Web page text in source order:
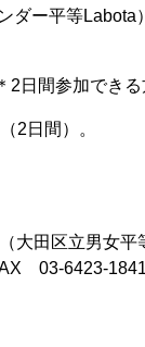
ダー平等Labota）
日間参加できる
2日間）。
田区立男女平
03-6423-1841